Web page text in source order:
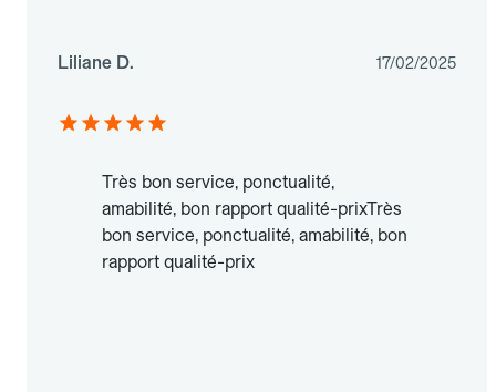
Liliane D. 17/02/2025
Très bon service, ponctualité,
amabilité, bon rapport qualité-prixTrès
bon service, ponctualité, amabilité, bon
rapport qualité-prix